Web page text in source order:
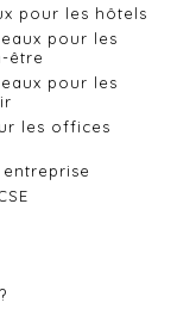
pour les hôtels
pour les
être
pour les
les offices